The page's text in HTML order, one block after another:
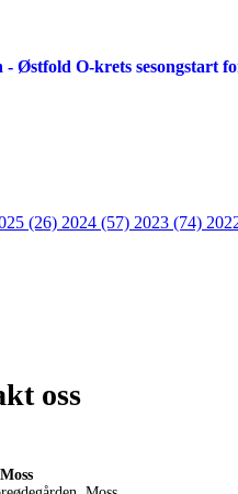
Østfold O-krets sesongstart
(26) 2024 (57) 2023 (74)
oss